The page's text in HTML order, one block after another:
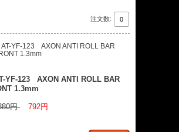
注文数:
YF-123 AXON ANTI ROLL BAR
1.3mm
円 792円